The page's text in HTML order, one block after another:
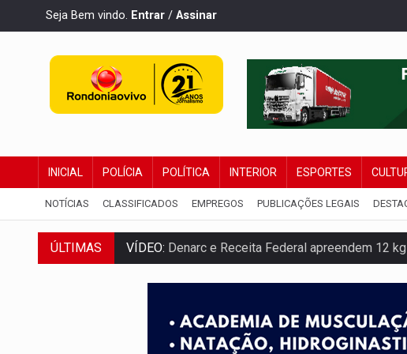
Seja Bem vindo. Entrar / Assinar
INICIAL POLÍCIA POLÍTICA INTERIOR ESPORTES
NOTÍCIAS CLASSIFICADOS EMPREGOS PUBLICAÇÕES LEGAIS
ÚLTIMAS
VÍDEO:Denarc e Receita Federal apreendem 12
OPERAÇÃO DA PC:Membros do CV são presos
Três são presos após furto de